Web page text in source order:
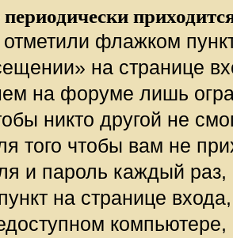
флажком
на странице
на форуме лишь
никто другой не
того чтобы вам не
и пароль каждый
на странице